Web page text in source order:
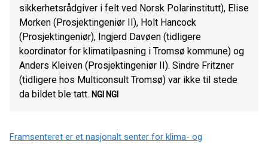
sikkerhetsrådgiver i felt ved Norsk Polarinstitutt), Elise
Morken (Prosjektingeniør II), Holt Hancock
(Prosjektingeniør), Ingjerd Davøen (tidligere
koordinator for klimatilpasning i Tromsø kommune) og
Anders Kleiven (Prosjektingeniør II). Sindre Fritzner
(tidligere hos Multiconsult Tromsø) var ikke til stede
da bildet ble tatt. NGI NGI
Framsenteret er et nasjonalt senter for klima- og